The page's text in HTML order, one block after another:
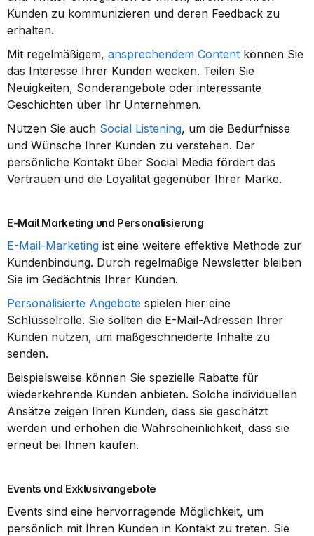
Kunden zu kommunizieren und deren Feedback zu
erhalten.
Mit regelmäßigem, ansprechendem Content können Sie
das Interesse Ihrer Kunden wecken. Teilen Sie
Neuigkeiten, Sonderangebote oder interessante
Geschichten über Ihr Unternehmen.
Nutzen Sie auch Social Listening, um die Bedürfnisse
und Wünsche Ihrer Kunden zu verstehen. Der
persönliche Kontakt über Social Media fördert das
Vertrauen und die Loyalität gegenüber Ihrer Marke.
E-Mail Marketing und Personalisierung
E-Mail-Marketing ist eine weitere effektive Methode zur
Kundenbindung. Durch regelmäßige Newsletter bleiben
Sie im Gedächtnis Ihrer Kunden.
Personalisierte Angebote spielen hier eine
Schlüsselrolle. Sie sollten die E-Mail-Adressen Ihrer
Kunden nutzen, um maßgeschneiderte Inhalte zu
senden.
Beispielsweise können Sie spezielle Rabatte für
wiederkehrende Kunden anbieten. Solche individuellen
Ansätze zeigen Ihren Kunden, dass sie geschätzt
werden und erhöhen die Wahrscheinlichkeit, dass sie
erneut bei Ihnen kaufen.
Events und Exklusivangebote
Events sind eine hervorragende Möglichkeit, um
persönlich mit Ihren Kunden in Kontakt zu treten. Sie